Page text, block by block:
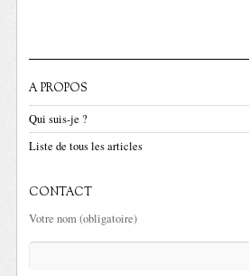
A PROPOS
Qui suis-je ?
Liste de tous les articles
CONTACT
Votre nom (obligatoire)